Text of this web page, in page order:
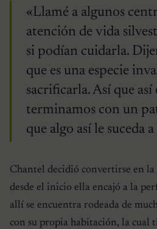
«Llamé a algunos
atención de vida
si podían cuidarla.
que es una especie
sacrificarla. Así que así
terminamos con un
que algo así le suceda
Chantel decidió convertirse en la
desde el inicio ella encajó a la
allí se encuentra rodeada de
con su propia habitación, la cual